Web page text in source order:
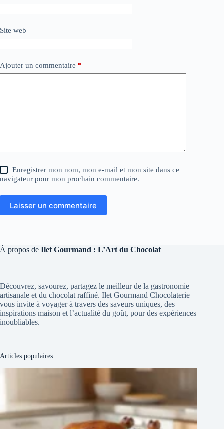
Site web
Ajouter un commentaire *
Enregistrer mon nom, mon e-mail et mon site dans ce
navigateur pour mon prochain commentaire.
Laisser un commentaire
À propos de Ilet Gourmand : L’Art du Chocolat
Découvrez, savourez, partagez le meilleur de la gastronomie
artisanale et du chocolat raffiné. Ilet Gourmand Chocolaterie
vous invite à voyager à travers des saveurs uniques, des
inspirations maison et l’actualité du goût, pour des expériences
inoubliables.
Articles populaires